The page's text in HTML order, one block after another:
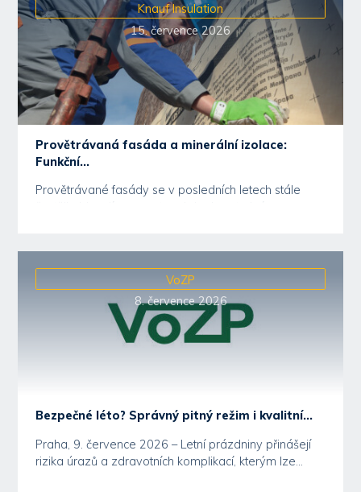
Knauf Insulation
15. července 2026
Provětrávaná fasáda a minerální izolace:
Funkční...
Provětrávané fasády se v posledních letech stále
VoZP
8. července 2026
Bezpečné léto? Správný pitný režim i kvalitní...
Praha, 9. července 2026 – Letní prázdniny přinášejí
rizika úrazů a zdravotních komplikací, kterým lze...